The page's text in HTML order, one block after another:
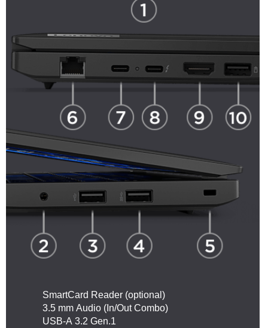
SmartCard Reader (optional)
3.5 mm Audio (In/Out Combo)
USB-A 3.2 Gen.1